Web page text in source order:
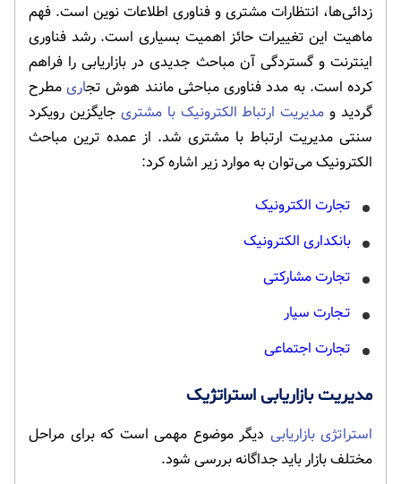
زدائی‌ها، انتظارات مشتری و فناوری اطلاعات نوین است. فهم
ماهیت این تغییرات حائز اهمیت بسیاری است. رشد فناوری
اینترنت و گستردگی آن مباحث جدیدی در بازاریابی را فراهم
کرده است. به مدد فناوری مباحثی مانند هوش تجاریمطرح
گردید و مدیریت ارتباط الکترونیک با مشتری جایگزین رویکرد
سنتی مدیریت ارتباط با مشتری شد. از عمده ترین مباحث
الکترونیک می‌توان به موارد زیر اشاره کرد:
تجارت الکترونیک
بانکداری الکترونیک
تجارت مشارکتی
تـجارت سیار
تجارت اجتماعی
مدیریت بازاریابی استراتژیک
استراتژی بازاریابی دیگر موضوع مهمی است که برای مراحل
مختلف بازار باید جداگانه بررسی شود.